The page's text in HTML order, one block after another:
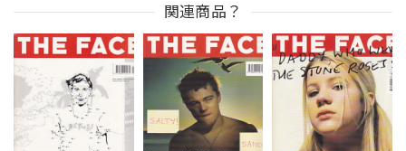
関連商品？